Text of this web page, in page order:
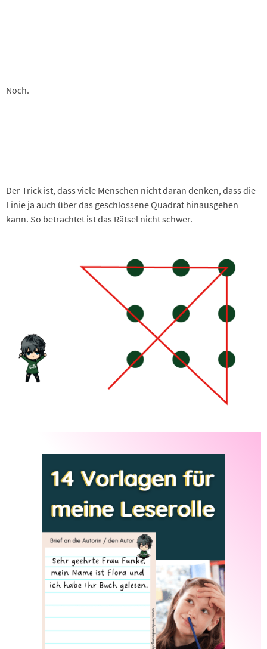
Noch.
Der Trick ist, dass viele Menschen nicht daran denken, dass die
Linie ja auch über das geschlossene Quadrat hinausgehen
kann. So betrachtet ist das Rätsel nicht schwer.